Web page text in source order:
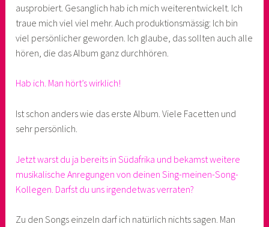
ausprobiert. Gesanglich hab ich mich weiterentwickelt. Ich
traue mich viel viel mehr. Auch produktionsmässig: Ich bin
viel persönlicher geworden. Ich glaube, das sollten auch alle
hören, die das Album ganz durchhören.
Hab ich. Man hört’s wirklich!
Ist schon anders wie das erste Album. Viele Facetten und
sehr persönlich.
Jetzt warst du ja bereits in Südafrika und bekamst weitere
musikalische Anregungen von deinen Sing-meinen-Song-
Kollegen. Darfst du uns irgendetwas verraten?
Zu den Songs einzeln darf ich natürlich nichts sagen. Man